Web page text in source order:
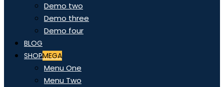
Demo two
Demo three
Demo four
BLOG
SHOPMEGA
Menu One
Menu Two